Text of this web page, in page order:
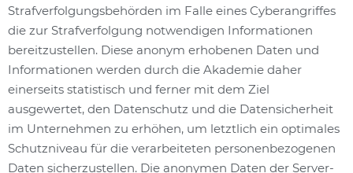
Strafverfolgungsbehörden im Falle eines Cyberangriffes
die zur Strafverfolgung notwendigen Informationen
bereitzustellen. Diese anonym erhobenen Daten und
Informationen werden durch die Akademie daher
einerseits statistisch und ferner mit dem Ziel
ausgewertet, den Datenschutz und die Datensicherheit
im Unternehmen zu erhöhen, um letztlich ein optimales
Schutzniveau für die verarbeiteten personenbezogenen
Daten sicherzustellen. Die anonymen Daten der Server-